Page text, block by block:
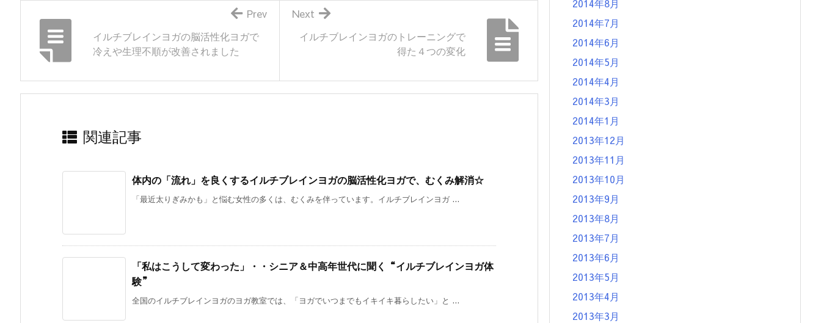
イルチブレインヨガのトレーニングで
得た４つの変化
Next
イルチブレインヨガの脳活性化ヨガで
冷えや生理不順が改善されました
Prev
関連記事
体内の「流れ」を良くするイルチブレインヨガの脳活性化ヨガで、むくみ解消☆
「最近太りぎみかも」と悩む女性の多くは、むくみを伴っています。イルチブレインヨガ ...
「私はこうして変わった」・・シニア＆中高年世代に聞く“イルチブレインヨガ体
験”
全国のイルチブレインヨガのヨガ教室では、「ヨガでいつまでもイキイキ暮らしたい」と ...
2014年8月
2014年7月
2014年6月
2014年5月
2014年4月
2014年3月
2014年1月
2013年12月
2013年11月
2013年10月
2013年9月
2013年8月
2013年7月
2013年6月
2013年5月
2013年4月
2013年3月